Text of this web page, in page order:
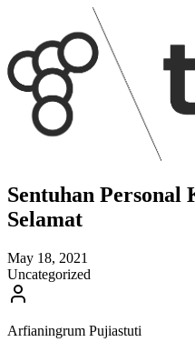
Sentuhan Personal
Selamat
May 18, 2021
Uncategorized
Arfianingrum Pujiastuti